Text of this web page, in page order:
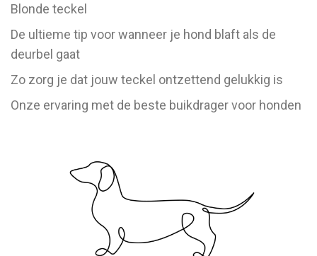
Blonde teckel
De ultieme tip voor wanneer je hond blaft als de
deurbel gaat
Zo zorg je dat jouw teckel ontzettend gelukkig is
Onze ervaring met de beste buikdrager voor honden